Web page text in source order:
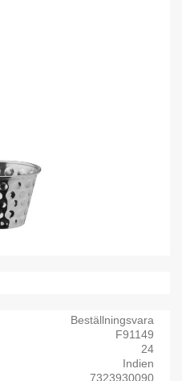
Beställningsvara
F91149
24
Indien
7323930090